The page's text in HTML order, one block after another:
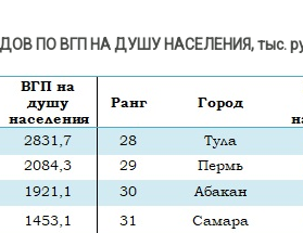
ПО ВГП НА ДУШУ НАСЕЛЕНИЯ, тыс.